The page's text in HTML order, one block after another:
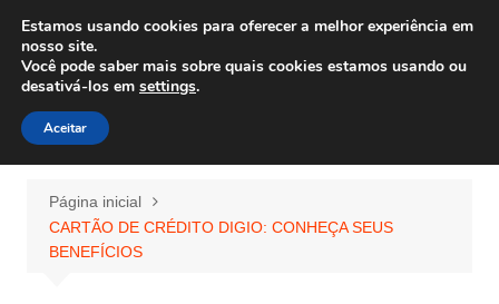
para
conteúdo
Wiley Wales
corais algas e vida marinha
Página inicial
CARTÃO DE CRÉDITO DIGIO: CONHEÇA SEUS
BENEFÍCIOS
Estamos usando cookies para oferecer a melhor experiência em
nosso site.
Você pode saber mais sobre quais cookies estamos usando ou
desativá-los em settings.
Aceitar